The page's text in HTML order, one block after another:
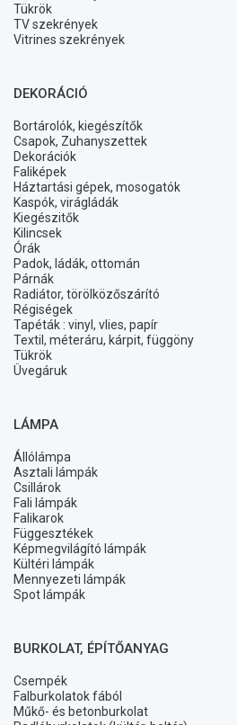
Tükrök
TV szekrények
Vitrines szekrények
DEKORÁCIÓ
Bortárolók, kiegészítők
Csapok, Zuhanyszettek
Dekorációk
Faliképek
Háztartási gépek, mosogatók
Kaspók, virágládák
Kiegészitők
Kilincsek
Órák
Padok, ládák, ottomán
Párnák
Radiátor, törölközőszárító
Régiségek
Tapéták : vinyl, vlies, papír
Textil, méteráru, kárpit, függöny
Tükrök
Üvegáruk
LÁMPA
Állólámpa
Asztali lámpák
Csillárok
Fali lámpák
Falikarok
Függesztékek
Képmegvilágító lámpák
Kültéri lámpák
Mennyezeti lámpák
Spot lámpák
BURKOLAT, ÉPÍTŐANYAG
Csempék
Falburkolatok fából
Műkő- és betonburkolat